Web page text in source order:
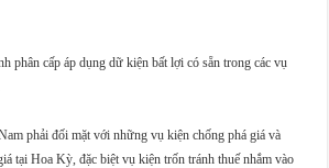
phân cấp áp dụng dữ kiện bất lợi có sẵn trong các vụ
phải đối mặt với những vụ kiện chống phá giá và
tại Hoa Kỳ, đặc biệt vụ kiện trốn tránh thuế nhắm vào